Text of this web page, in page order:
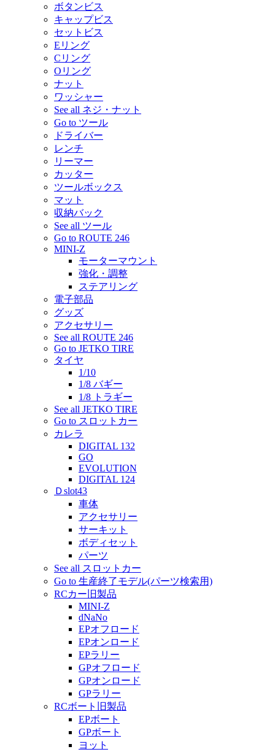
ボタンビス
キャップビス
セットビス
Eリング
Cリング
Oリング
ナット
ワッシャー
See all ネジ・ナット
Go to ツール
ドライバー
レンチ
リーマー
カッター
ツールボックス
マット
収納バック
See all ツール
Go to ROUTE 246
MINI-Z
モーターマウント
強化・調整
ステアリング
電子部品
グッズ
アクセサリー
See all ROUTE 246
Go to JETKO TIRE
タイヤ
1/10
1/8 バギー
1/8 トラギー
See all JETKO TIRE
Go to スロットカー
カレラ
DIGITAL 132
GO
EVOLUTION
DIGITAL 124
Ｄslot43
車体
アクセサリー
サーキット
ボディセット
パーツ
See all スロットカー
Go to 生産終了モデル(パーツ検索用)
RCカー旧製品
MINI-Z
dNaNo
EPオフロード
EPオンロード
EPラリー
GPオフロード
GPオンロード
GPラリー
RCボート旧製品
EPボート
GPボート
ヨット